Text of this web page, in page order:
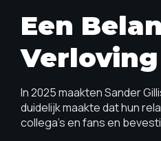
Een
Verloving
In 2025 maakten Sander
duidelijk maakte dat hun
collega’s en fans en